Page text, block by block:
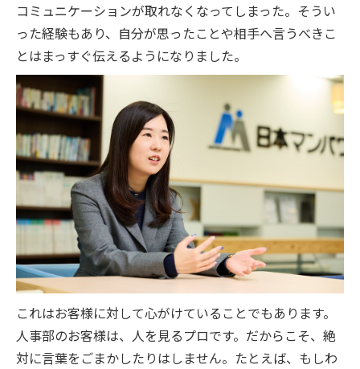
コミュニケーションが取れなくなってしまった。そうい
った経験もあり、自分が思ったことや相手へ言うべきこ
とはまっすぐ伝えるようになりました。
これはお客様に対して心がけていることでもあります。
人事部のお客様は、人を見るプロです。だからこそ、絶
対に言葉をごまかしたりはしません。たとえば、もしわ